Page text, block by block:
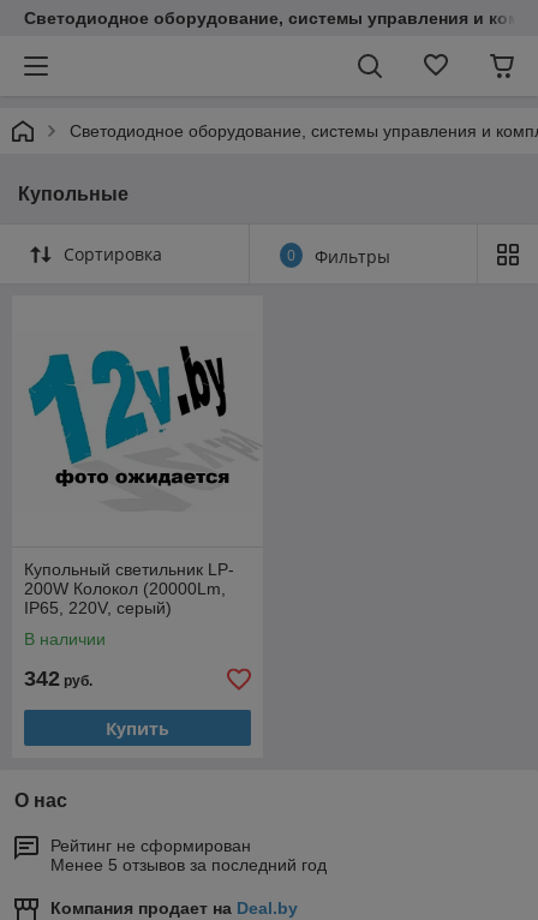
Светодиодное оборудование, системы управления и
Светодиодное оборудование, системы управления и
Купольные
Сортировка 0 Фильтры
Купольный светильник LP-
200W Колокол (20000Lm,
IP65, 220V, серый)
В наличии
342 руб.
Купить
О нас
Рейтинг не сформирован
Менее 5 отзывов за последний год
Компания продает на Deal.by